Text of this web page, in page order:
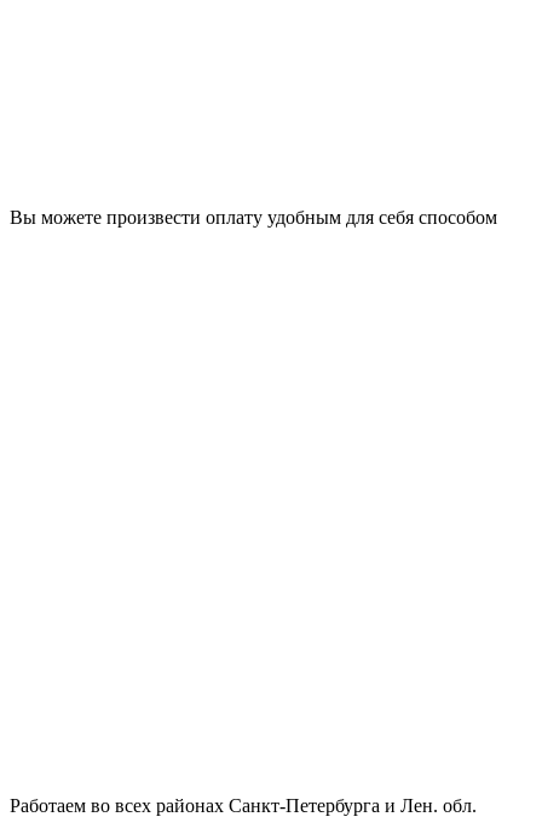
Вы можете произвести оплату удобным для себя способом
Работаем во всех районах Санкт-Петербурга и Лен. обл.